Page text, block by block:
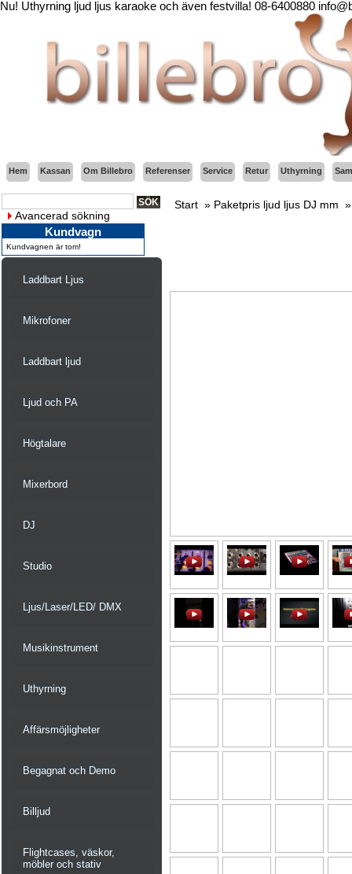
Nu! Uthyrning ljud ljus karaoke och även festvilla! 08-6400880
Hem Kassan Om Billebro Referenser Service Retur Uthyrning
Avancerad sökning
Kundvagn
Kundvagnen är tom!
Laddbart Ljus
Mikrofoner
Laddbart ljud
Ljud och PA
Högtalare
Mixerbord
DJ
Studio
Ljus/Laser/LED/ DMX
Musikinstrument
Uthyrning
Affärsmöjligheter
Begagnat och Demo
Billjud
Flightcases, väskor,
möbler och stativ
Start » Paketpris ljud ljus DJ mm